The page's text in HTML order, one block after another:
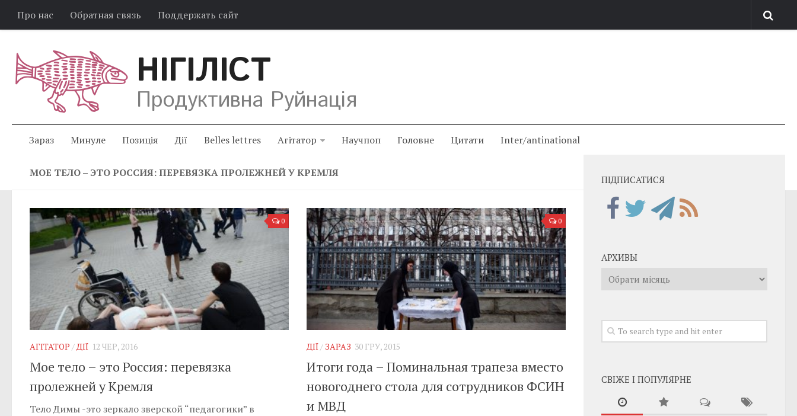
Про нас Обратная связь Поддержать сайт
НІГІЛІСТ
Продуктивна Руйнація
Зараз Минуле Позиція Дії Belles lettres Агітатор Научпоп Головне Цитати Inter/antinational
МОЕ ТЕЛО – ЭТО РОССИЯ: ПЕРЕВЯЗКА ПРОЛЕЖНЕЙ У КРЕМЛЯ
0
АГІТАТОР /ДІЇ 12 ЧЕР, 2016
Мое тело – это Россия: перевязка
пролежней у Кремля
Тело Димы -это зеркало зверской “педагогики” в
0
ДІЇ/ ЗАРАЗ 30 ГРУ, 2015
Итоги года – Поминальная трапеза вместо
новогоднего стола для сотрудников ФСИН
и МВД
ПІДПИСАТИСЯ
АРХИВЫ
Архивы
СВІЖЕ І ПОПУЛЯРНЕ